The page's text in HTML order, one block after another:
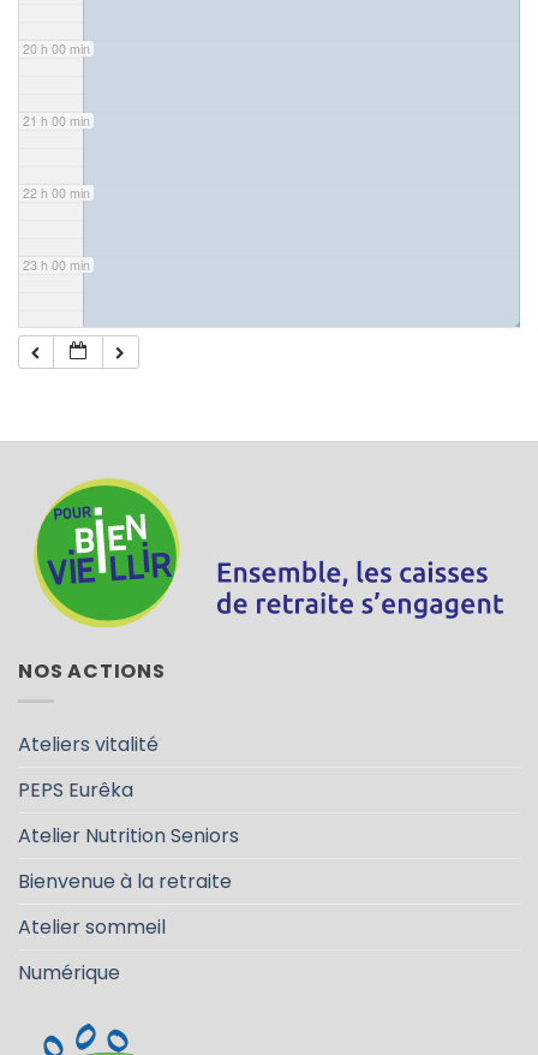
20 h 00 min
21 h 00 min
22 h 00 min
23 h 00 min
◢
NOS ACTIONS
Ateliers vitalité
PEPS Eurêka
Atelier Nutrition Seniors
Bienvenue à la retraite
Atelier sommeil
Numérique